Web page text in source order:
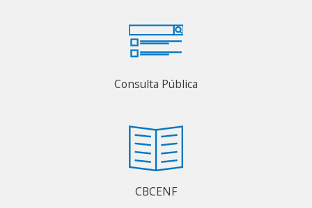
Consulta Pública
CBCENF